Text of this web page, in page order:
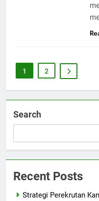
1 2
Search
Recent Posts
Strategi Perekrutan